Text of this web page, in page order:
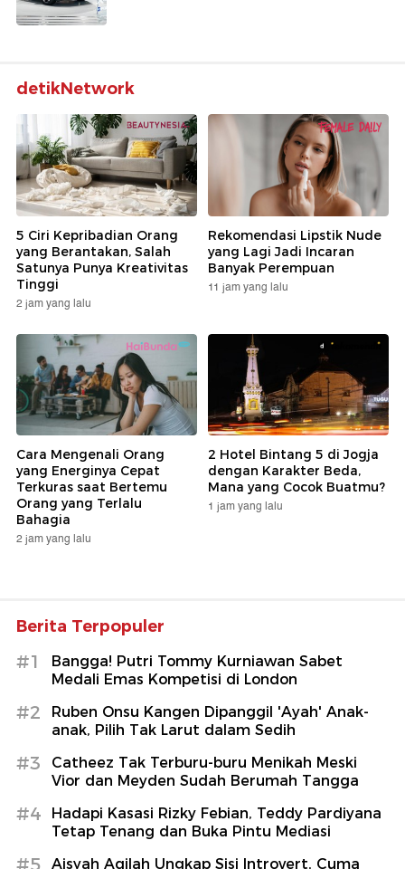
detikNetwork
5 Ciri Kepribadian Orang
yang Berantakan, Salah
Satunya Punya Kreativitas
Tinggi
2 jam yang lalu
Rekomendasi Lipstik Nude
yang Lagi Jadi Incaran
Banyak Perempuan
11 jam yang lalu
Cara Mengenali Orang
yang Energinya Cepat
Terkuras saat Bertemu
Orang yang Terlalu
Bahagia
2 jam yang lalu
2 Hotel Bintang 5 di Jogja
dengan Karakter Beda,
Mana yang Cocok Buatmu?
1 jam yang lalu
Berita Terpopuler
#1
Bangga! Putri Tommy Kurniawan Sabet
Medali Emas Kompetisi di London
#2
Ruben Onsu Kangen Dipanggil 'Ayah' Anak-
anak, Pilih Tak Larut dalam Sedih
#3
Catheez Tak Terburu-buru Menikah Meski
Vior dan Meyden Sudah Berumah Tangga
#4
Hadapi Kasasi Rizky Febian, Teddy Pardiyana
Tetap Tenang dan Buka Pintu Mediasi
Aisyah Aqilah Ungkap Sisi Introvert, Cuma